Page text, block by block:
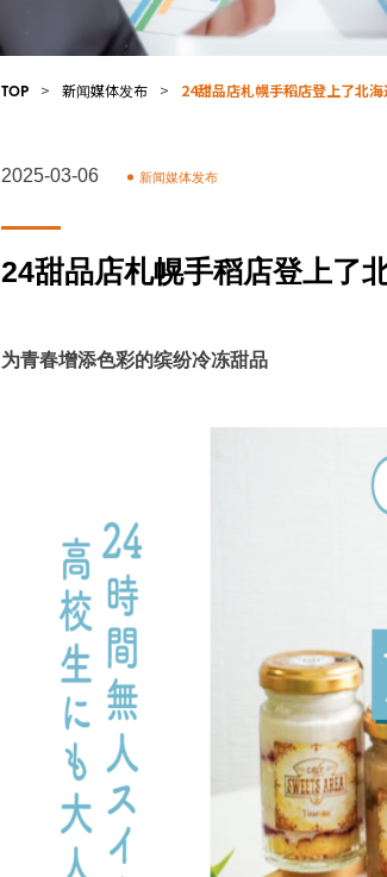
TOP > 新闻媒体发布 > 24甜品店札幌手稻店登上了北
2025-03-06 新闻媒体发布
24甜品店札幌手稻店登上了
为青春增添色彩的缤纷冷冻甜品